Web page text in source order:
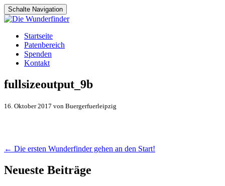
Schalte Navigation
Zum
Inhalt
springen
Startseite
Patenbereich
Spenden
Kontakt
fullsizeoutput_9b
16. Oktober 2017 von Buergerfuerleipzig
Artikel-
Navigation
← Die ersten Wunderfinder gehen an den Start!
Neueste Beiträge